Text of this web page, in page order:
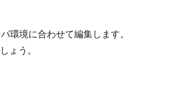
環境に合わせて編集します。
ょう。